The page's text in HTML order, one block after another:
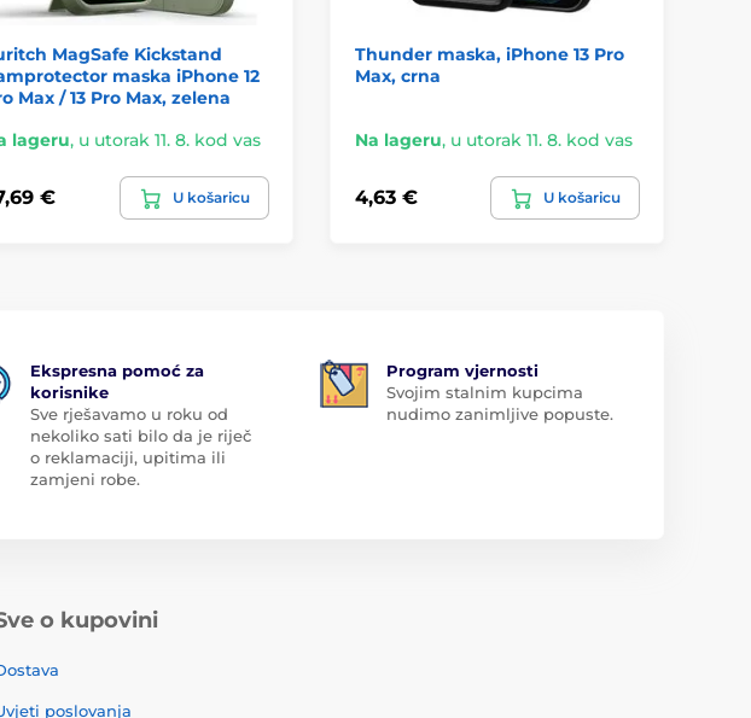
MagSafe Kickstand
maska iPhone 12
Max / 13 Pro Max, zelena
lageru, u utorak 11. 8. kod vas
€ U košaricu
Thunder maska, iPhone 13 Pro
Max, crna
Na lageru, u utorak 11. 8. kod vas
4,63 € U košaricu
Ekspresna pomoć za
korisnike
Sve rješavamo u roku od
nekoliko sati bilo da je riječ
o reklamaciji, upitima ili
zamjeni robe.
Program vjernosti
Svojim stalnim kupcima
nudimo zanimljive popuste.
o kupovini
poslovanja